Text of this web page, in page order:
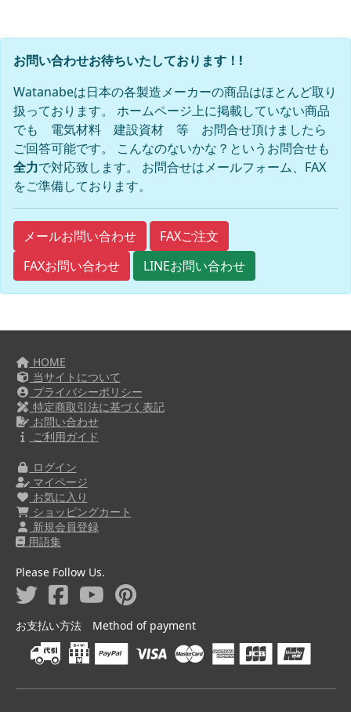
お問い合わせお待ちいたしております！!
Watanabeは日本の各製造メーカーの商品はほとんど取り
扱っております。 ホームページ上に掲載していない商品
でも 電気材料 建設資材 等 お問合せ頂けましたら
ご回答可能です。 こんなのないかな？というお問合せも
全力で対応致します。 お問合せはメールフォーム、FAX
をご準備しております。
メールお問い合わせ
FAXご注文
FAXお問い合わせ
LINEお問い合わせ
HOME
当サイトについて
プライバシーポリシー
特定商取引法に基づく表記
お問い合わせ
ご利用ガイド
ログイン
マイページ
お気に入り
ショッピングカート
新規会員登録
用語集
Please Follow Us.
お支払い方法 Method of payment